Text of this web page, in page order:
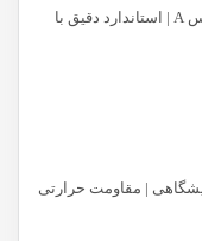
خرید شیشه‌آلات آزمایشگاهی کلاس A | استاندارد دقیق با
| مقاومت حرارتی